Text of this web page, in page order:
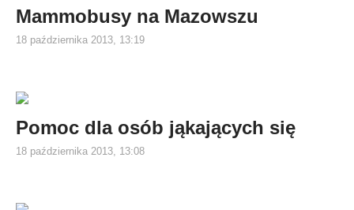
Mammobusy na Mazowszu
18 października 2013, 13:19
Pomoc dla osób jąkających się
18 października 2013, 13:08